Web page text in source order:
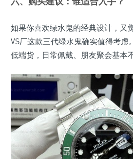
如果你喜欢绿水鬼的经典设计，又
VS厂这款三代绿水鬼确实值得考虑
低端货，日常佩戴、朋友聚会基本